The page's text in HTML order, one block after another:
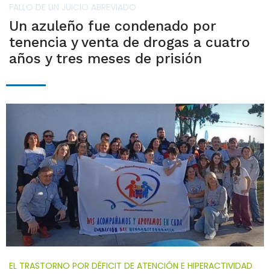
FALLO DE UN JUICIO ABREVIADO
Un azuleño fue condenado por
tenencia y venta de drogas a cuatro
años y tres meses de prisión
EL TRASTORNO POR DÉFICIT DE ATENCIÓN E HIPERACTIVIDAD